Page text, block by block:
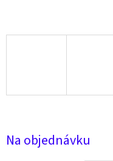
Na objednávku